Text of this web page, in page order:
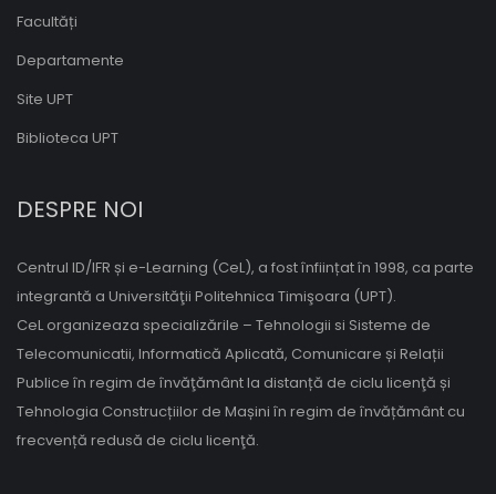
Facultăți
Departamente
Site UPT
Biblioteca UPT
DESPRE NOI
Centrul ID/IFR și e-Learning (CeL), a fost înființat în 1998, ca parte
integrantă a Universităţii Politehnica Timişoara (UPT).
CeL organizeaza specializările – Tehnologii si Sisteme de
Telecomunicatii, Informatică Aplicată, Comunicare și Relații
Publice în regim de învăţământ la distanță de ciclu licenţă și
Tehnologia Construcțiilor de Mașini în regim de învățământ cu
frecvență redusă de ciclu licenţă.